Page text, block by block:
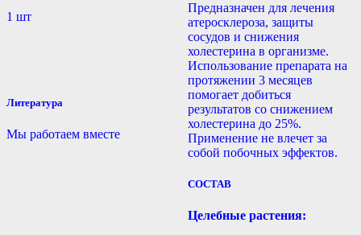
1 шт
Литература
Мы работаем вместе
Предназначен для лечения
атеросклероза, защиты
сосудов и снижения
холестерина в организме.
Использование препарата на
протяжении 3 месяцев
помогает добиться
результатов со снижением
холестерина до 25%.
Применение не влечет за
собой побочных эффектов.
СОСТАВ
Целебные растения: